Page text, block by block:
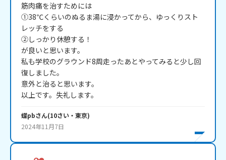
筋肉痛を治すためには
①38℃くらいのぬるま湯に浸かってから、ゆっくりスト
レッチをする
②しっかり休憩する！
が良いと思います。
私も学校のグラウンド8周走ったあとやってみると少し回
復しました。
意外と治ると思います。
以上です。失礼します。
蝶pbさん(10さい・ 東京)
2024年11月7日